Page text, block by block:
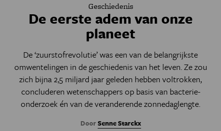
Geschiedenis
De eerste adem van onze
planeet
De ‘zuurstofrevolutie’ was een van de belangrijkste
omwentelingen in de geschiedenis van het leven. Ze zou
zich bijna 2,5 miljard jaar geleden hebben voltrokken,
concluderen wetenschappers op basis van bacterie-
onderzoek én van de veranderende zonnedaglengte.
DoorSenne Starckx